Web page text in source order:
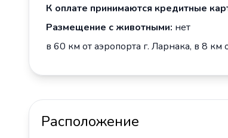
К оплате принимаются кредитные
Размещение с животными: нет
в 60 км от аэропорта г. Ларнака, в 8
Расположение